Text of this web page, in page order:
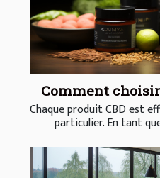
Comment
Chaque produit CBD est
particulier. En tant